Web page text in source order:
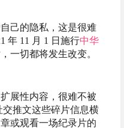
己的隐私，这是很难
年 11 月 1 日施行中华
一切都将发生改变。
展性内容，很难不被
推文这些碎片信息横
或观看一场纪录片的